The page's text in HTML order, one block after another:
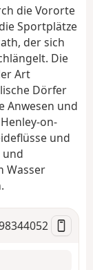
die Vororte
Sportplätze
der sich
Die
Art
Dörfer
Anwesen und
on-
und
und
Wasser